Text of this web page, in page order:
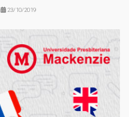
23/10/2019